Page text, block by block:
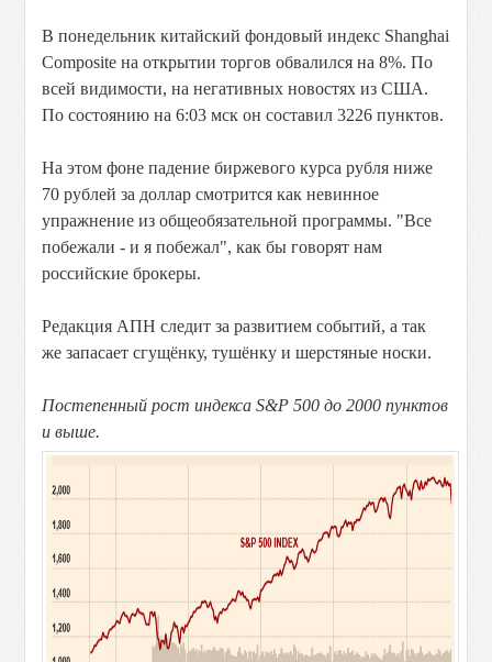
В понедельник китайский фондовый индекс Shanghai
Composite на открытии торгов обвалился на 8%. По
всей видимости, на негативных новостях из США.
По состоянию на 6:03 мск он составил 3226 пунктов.
На этом фоне падение биржевого курса рубля ниже
70 рублей за доллар смотрится как невинное
упражнение из общеобязательной программы. "Все
побежали - и я побежал", как бы говорят нам
российские брокеры.
Редакция АПН следит за развитием событий, а так
же запасает сгущёнку, тушёнку и шерстяные носки.
Постепенный рост индекса S&P 500 до 2000 пунктов
и выше.